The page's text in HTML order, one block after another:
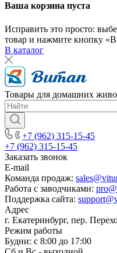
Ваша корзина пуста
Исправить это просто:
товар и нажмите кнопку «В
В каталог
Товары для домашних
+7 (962) 315-15-45
+7 (962) 315-15-45
Заказать звонок
E-mail
Команда продаж:
Работа с заводчиками:
Поддержка сайта:
Адрес
г. Екатеринбург, пер.
Режим работы
Будни: с 8:00 до 17:00